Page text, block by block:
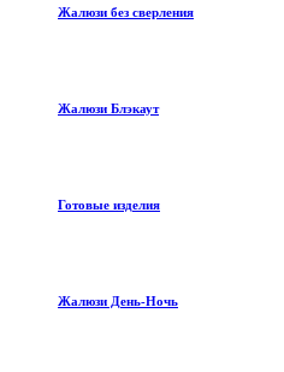
Жалюзи без сверления
Жалюзи Блэкаут
Готовые изделия
Жалюзи День-Ночь